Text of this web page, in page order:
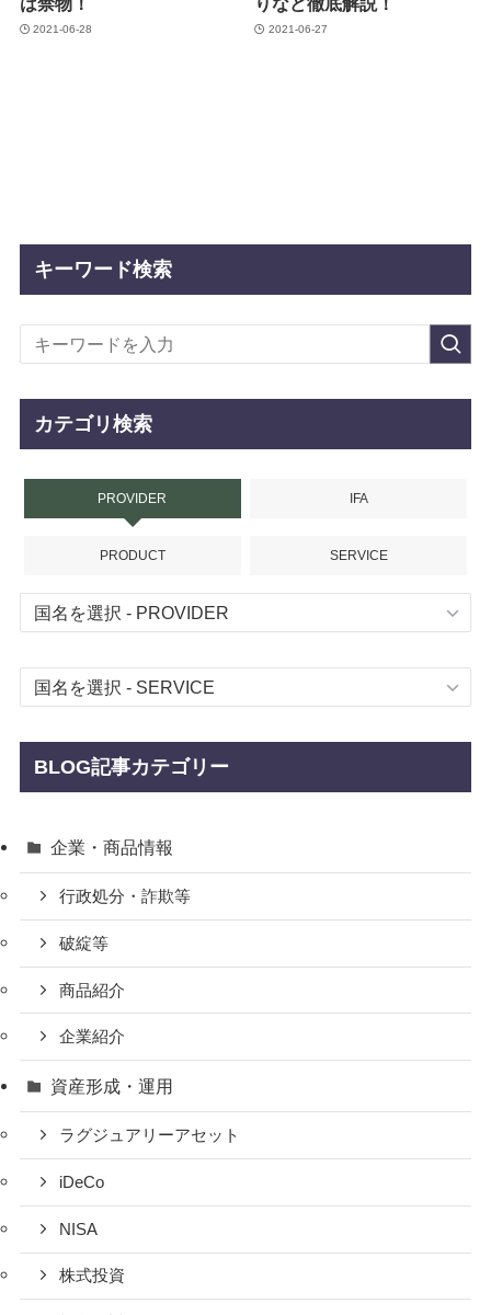
2021-06-28 2021-06-27
キーワード検索
カテゴリ検索
PROVIDER IFA
PRODUCT SERVICE
BLOG記事カテゴリー
企業・商品情報
行政処分・詐欺等
破綻等
商品紹介
企業紹介
資産形成・運用
ラグジュアリーアセット
iDeCo
NISA
株式投資